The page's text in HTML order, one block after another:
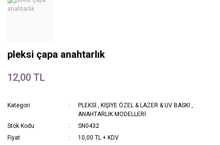
pleksi çapa anahtarlık
12,00 TL
Kategori PLEKSİ , KİŞİYE ÖZEL & LAZER & UV BASKI ,
ANAHTARLIK MODELLERİ
Stok Kodu
SN0432
Fiyat
10,00 TL + KDV